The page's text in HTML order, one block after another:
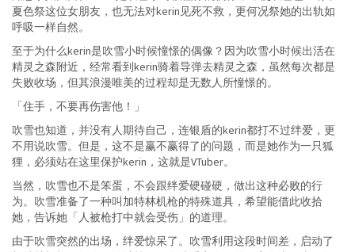
夏色祭这位女朋友，也无法对kerin见死不救，更何况祭她的出轨如
呼吸一样自然。
至于为什么kerin是吹雪小时候憧憬的偶像？因为吹雪小时候出活在
精灵之森附近，经常看到kerin骑着导弹去精灵之森，虽然每次都是
失败收场，但其浪漫唯美的过程却是无数人所憧憬的。
「住手，不要再伤害他！」
吹雪也知道，并没有人期待自己，连银盾的kerin都打不过绊爱，更
不用说吹雪。但是，这不是赢不赢得了的问题，而是她作为一只狐
狸，必须站在这里保护kerin，这就是VTuber。
当然，吹雪也不是笨蛋，不会跟绊爱硬碰硬，做出这种必败的行
为。吹雪准备了一种叫加特林机枪的特殊道具，希望能借此收拾
她，告诉她「人被枪打中就会受伤」的道理。
由于吹雪突然的出场，绊爱惊呆了。吹雪利用这段时间差，启动了